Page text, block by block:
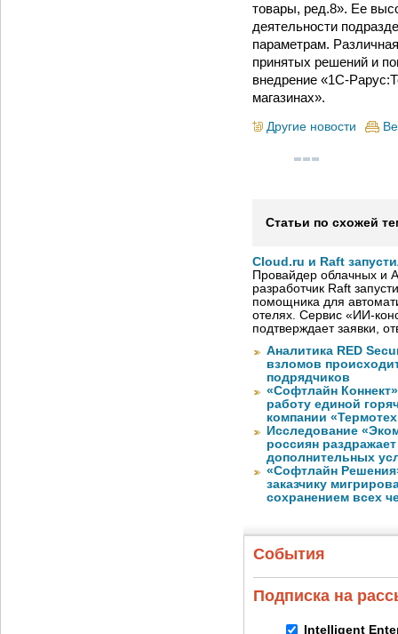
товары, ред.8». Ее
деятельности
параметрам.
принятых решений и
внедрение «1C-
магазинах».
Другие новости
Статьи по схожей
Cloud.ru и Raft
Провайдер облачных и
разработчик Raft
помощника для
отелях. Сервис «ИИ-
подтверждает заявки,
Аналитика RED
взломов
подрядчиков
«Софтлайн
работу единой
компании
Исследование
россиян
дополнительных
«Софтлайн
заказчику
сохранением всех
События
Подписка на
Intelligent